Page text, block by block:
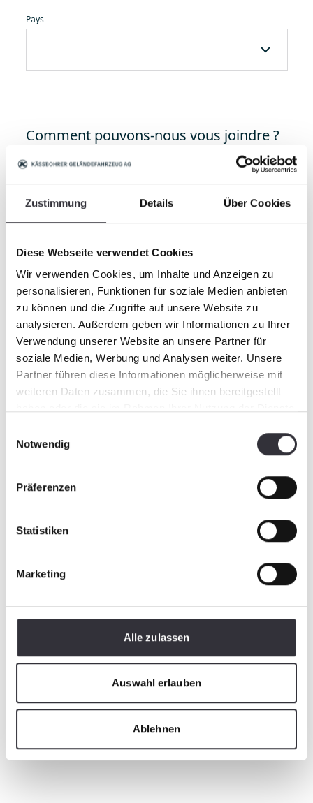
Zustimmung Details Über Cookies
Diese Webseite verwendet Cookies
Wir verwenden Cookies, um Inhalte und Anzeigen zu
personalisieren, Funktionen für soziale Medien anbieten
zu können und die Zugriffe auf unsere Website zu
analysieren. Außerdem geben wir Informationen zu Ihrer
Verwendung unserer Website an unsere Partner für
soziale Medien, Werbung und Analysen weiter. Unsere
Partner führen diese Informationen möglicherweise mit
weiteren Daten zusammen, die Sie ihnen bereitgestellt
Notwendig
Präferenzen
Statistiken
Marketing
Alle zulassen
Auswahl erlauben
Ablehnen
Pays
Comment pouvons-nous vous joindre ?
Beratung anfragen
Les champs marqués d'un astérisque (*) sont